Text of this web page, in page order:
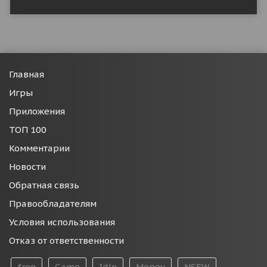
Главная
Игры
Приложения
ТОП 100
Комментарии
Новости
Обратная связь
Правообладателям
Условия использования
Отказ от ответственности